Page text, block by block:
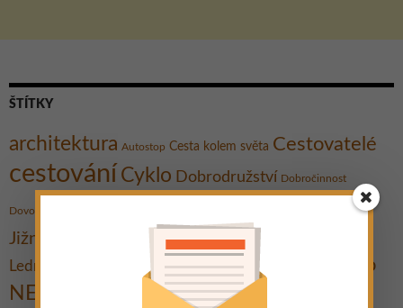
ŠTÍTKY
architektura Autostop Cesta kolem světa Cestovatelé
cestování Cyklo Dobrodružství Dobročinnost
Dovolená Jezero
Jižní Morava Kanárské ostrovy Koupání
Lednicko-valtický areál moře Muzeum
Město
NEJ
OstrovPamátky